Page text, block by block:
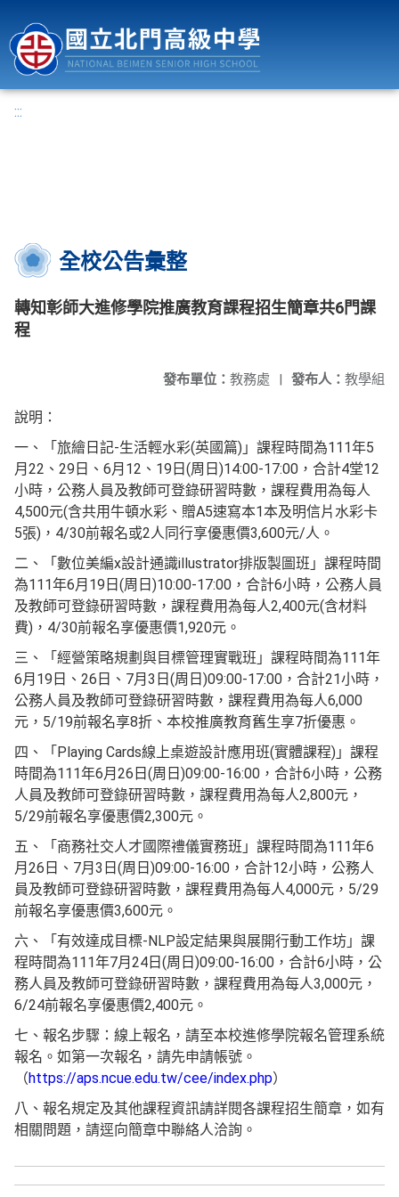
:::
全校公告彙整
轉知彰師大進修學院推廣教育課程招生簡章共6門課
程
發布人： 教學組
發布單位： 教務處 |
說明：
一、「旅繪日記-生活輕水彩(英國篇)」課程時間為111年5
月22、29日、6月12、19日(周日)14:00-17:00，合計4堂12
小時，公務人員及教師可登錄研習時數，課程費用為每人
4,500元(含共用牛頓水彩、贈A5速寫本1本及明信片水彩卡
5張)，4/30前報名或2人同行享優惠價3,600元/人。
二、「數位美編x設計通識illustrator排版製圖班」課程時間
為111年6月19日(周日)10:00-17:00，合計6小時，公務人員
及教師可登錄研習時數，課程費用為每人2,400元(含材料
費)，4/30前報名享優惠價1,920元。
三、「經營策略規劃與目標管理實戰班」課程時間為111年
6月19日、26日、7月3日(周日)09:00-17:00，合計21小時，
公務人員及教師可登錄研習時數，課程費用為每人6,000
元，5/19前報名享8折、本校推廣教育舊生享7折優惠。
四、「Playing Cards線上桌遊設計應用班(實體課程)」課程
時間為111年6月26日(周日)09:00-16:00，合計6小時，公務
人員及教師可登錄研習時數，課程費用為每人2,800元，
5/29前報名享優惠價2,300元。
五、「商務社交人才國際禮儀實務班」課程時間為111年6
月26日、7月3日(周日)09:00-16:00，合計12小時，公務人
員及教師可登錄研習時數，課程費用為每人4,000元，5/29
前報名享優惠價3,600元。
六、「有效達成目標-NLP設定結果與展開行動工作坊」課
程時間為111年7月24日(周日)09:00-16:00，合計6小時，公
務人員及教師可登錄研習時數，課程費用為每人3,000元，
6/24前報名享優惠價2,400元。
七、報名步驟：線上報名，請至本校進修學院報名管理系統
報名。如第一次報名，請先申請帳號。
（https://aps.ncue.edu.tw/cee/index.php）
八、報名規定及其他課程資訊請詳閱各課程招生簡章，如有
相關問題，請逕向簡章中聯絡人洽詢。